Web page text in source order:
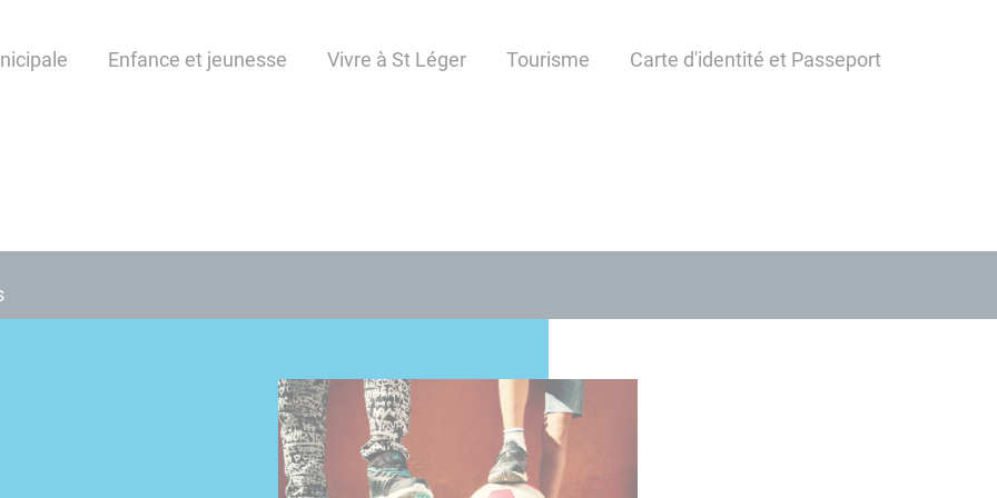
Enfance et jeunesse Vivre à St Léger Tourisme Carte d'identité et Passeport